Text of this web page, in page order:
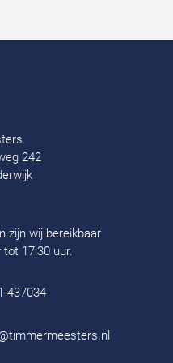
242
zijn wij bereikbaar
tot 17:30 uur.
437034